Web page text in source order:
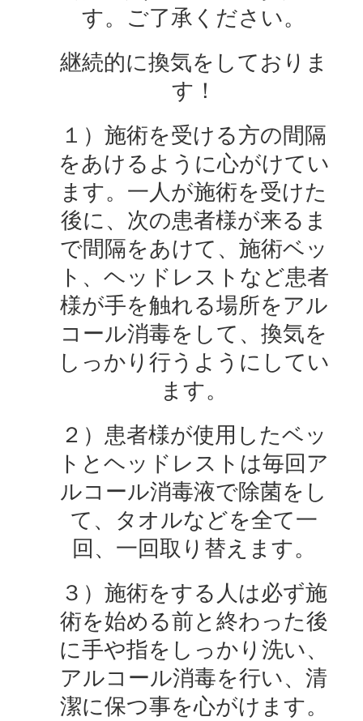
す。ご了承ください。
継続的に換気をしておりま
す！
１）施術を受ける方の間隔
をあけるように心がけてい
ます。一人が施術を受けた
後に、次の患者様が来るま
で間隔をあけて、施術ベッ
ト、ヘッドレストなど患者
様が手を触れる場所をアル
コール消毒をして、換気を
しっかり行うようにしてい
ます。
２）患者様が使用したベッ
トとヘッドレストは毎回ア
ルコール消毒液で除菌をし
て、タオルなどを全て一
回、一回取り替えます。
３）施術をする人は必ず施
術を始める前と終わった後
に手や指をしっかり洗い、
アルコール消毒を行い、清
潔に保つ事を心がけます。